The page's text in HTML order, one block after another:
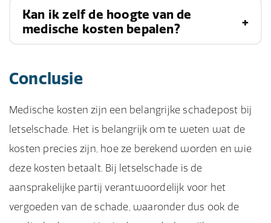
uit te zoeken en juridisch advies in te winnen.
Als deaansprakelijkheidnog niet is vastgesteld,
kun je de kosten voorlopig indienen bij je eigen
tegenpartij aansprakelijk is, dan kunnen de
Kan ik zelf de hoogte van de
medische kosten bepalen?
bepaald door de behandelaars en de tarieven
die zij hanteren. Het is wel belangrijk om een
overzicht te hebben van de gemaakte kosten en
deze te bewaren.
Conclusie
Medische kosten zijn een belangrijke schadepost bij
letselschade. Het is belangrijk om te weten wat de
kosten precies zijn, hoe ze berekend worden en wie
deze kosten betaalt. Bij letselschade is de
aansprakelijke partij verantwoordelijk voor het
vergoeden van de schade, waaronder dus ook de